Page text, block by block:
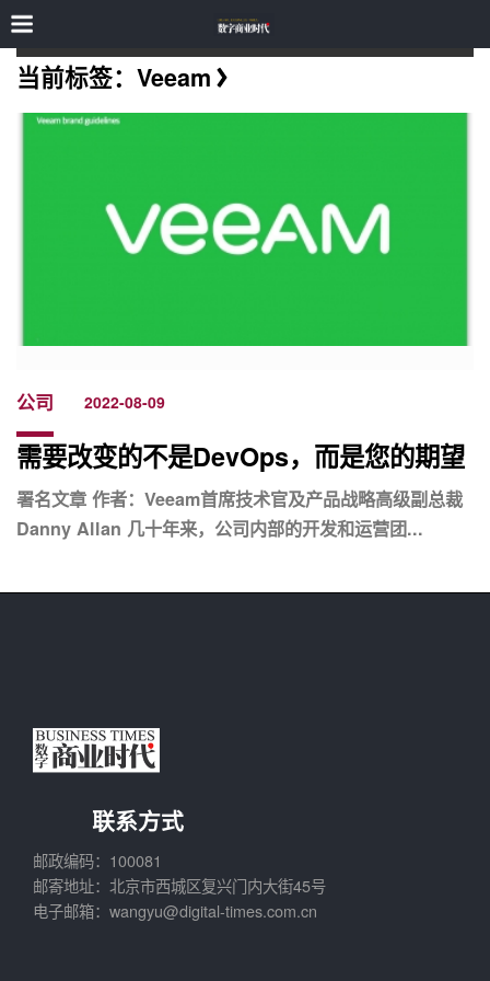
当前标签：Veeam
公司 2022-08-09
需要改变的不是DevOps，而是您的期望
署名文章 作者：Veeam首席技术官及产品战略高级副总裁
Danny Allan 几十年来，公司内部的开发和运营团...
联系方式
邮政编码：100081
邮寄地址：北京市西城区复兴门内大街45号
电子邮箱：wangyu@digital-times.com.cn